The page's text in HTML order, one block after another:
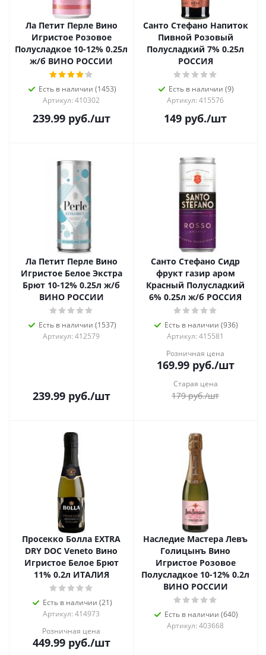
Ла Петит Перле Вино
Игристое Розовое
Полусладкое 10-12% 0.25л
ж/б ВИНО РОССИИ
Есть в наличии (1453)
Артикул: 410302
239.99руб./шт
Санто Стефано Напиток
Пивной Розовый
Полусладкий 7% 0.25л
РОССИЯ
Есть в наличии (9)
Артикул: 415576
149 руб./шт
Ла Петит Перле Вино
Игристое Белое Экстра
Брют 10-12% 0.25л ж/б
ВИНО РОССИИ
Есть в наличии (1537)
Артикул: 412579
239.99руб./шт
Санто Стефано Сидр
фрукт газир аром
Красный Полусладкий
6% 0.25л ж/б РОССИЯ
Есть в наличии (936)
Артикул: 415581
Розничная цена
169.99руб./шт
Старая цена
179руб./шт
Просекко Болла EXTRA
DRY DOC Veneto Вино
Игристое Белое Брют
11% 0.2л ИТАЛИЯ
Есть в наличии (21)
Артикул: 414973
Розничная цена
449.99руб./шт
Наследие Мастера Левъ
Голицынъ Вино
Игристое Розовое
Полусладкое 10-12% 0.2л
ВИНО РОССИИ
Есть в наличии (640)
Артикул: 403668